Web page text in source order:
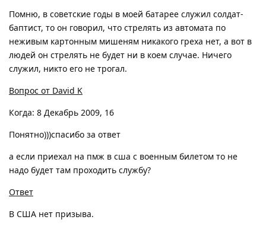
Помню, в советские годы в моей батарее служил солдат-
баптист, то он говорил, что стрелять из автомата по
неживым картонным мишеням никакого греха нет, а вот в
людей он стрелять не будет ни в коем случае. Ничего
служил, никто его не трогал.
Вопрос от David K
Когда: 8 Декабрь 2009, 16
Понятно)))спасибо за ответ
а если приехал на пмж в сша с военным билетом то не
надо будет там проходить службу?
Ответ
В США нет призыва.